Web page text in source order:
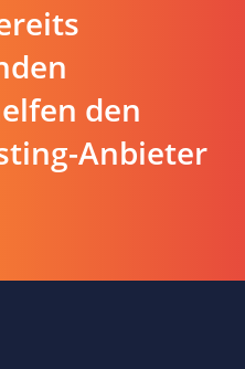
den
Anbieter